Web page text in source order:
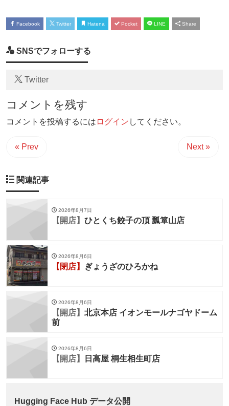
Facebook Twitter Hatena Pocket LINE Share
SNSでフォローする
Twitter
コメントを残す
コメントを投稿するには ログイン してください。
« Prev Next »
関連記事
2026年8月7日
【開店】 ひとくち餃子の頂 瓢箪山店
2026年8月6日
【閉店】 ぎょうざのひろかね
2026年8月6日
【開店】 北京本店 イオンモールナゴヤドーム
前
2026年8月6日
【開店】 日高屋 桐生相生町店
Hugging Face Hub データ公開